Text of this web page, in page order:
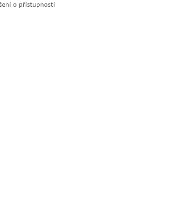
o přístupnosti